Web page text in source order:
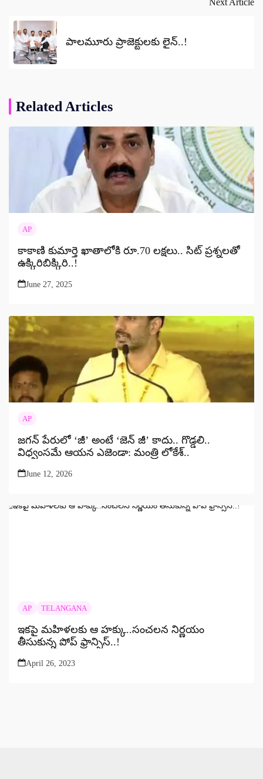
పాలమూరు ప్రాజెక్టులకు లైన్..!
Related Articles
AP
కాకాణి కుమార్తె ఖాతాలోకి రూ.70 లక్షలు.. సిట్ ప్రశ్నలతో
ఉక్కిరిబిక్కిరి..!
June 27, 2025
AP
జగన్ పేరులో ‘జీ’ అంటే ‘జెన్ జీ’ కాదు.. గొడ్డలి..
విధ్వంసమే ఆయన ఎజెండా: మంత్రి లోకేశ్‌..
June 12, 2026
AP TELANGANA
ఇకపై మహిళలకు ఆ హక్కు..సంచలన నిర్ణయం
తీసుకున్న పోప్ ఫ్రాన్సిస్..!
April 26, 2023